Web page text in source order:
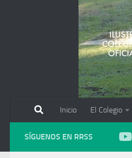
Inicio El Colegio
SÍGUENOS EN RRSS